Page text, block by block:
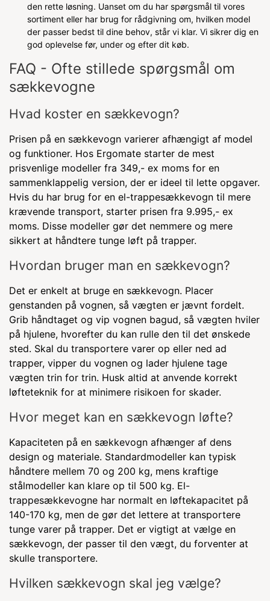
den rette løsning. Uanset om du har spørgsmål til vores
sortiment eller har brug for rådgivning om, hvilken model
der passer bedst til dine behov, står vi klar. Vi sikrer dig en
god oplevelse før, under og efter dit køb.
FAQ - Ofte stillede spørgsmål om
sækkevogne
Hvad koster en sækkevogn?
Prisen på en sækkevogn varierer afhængigt af model
og funktioner. Hos Ergomate starter de mest
prisvenlige modeller fra 349,- ex moms for en
sammenklappelig version, der er ideel til lette opgaver.
Hvis du har brug for en el-trappesækkevogn til mere
krævende transport, starter prisen fra 9.995,- ex
moms. Disse modeller gør det nemmere og mere
sikkert at håndtere tunge løft på trapper.
Hvordan bruger man en sækkevogn?
Det er enkelt at bruge en sækkevogn. Placer
genstanden på vognen, så vægten er jævnt fordelt.
Grib håndtaget og vip vognen bagud, så vægten hviler
på hjulene, hvorefter du kan rulle den til det ønskede
sted. Skal du transportere varer op eller ned ad
trapper, vipper du vognen og lader hjulene tage
vægten trin for trin. Husk altid at anvende korrekt
løfteteknik for at minimere risikoen for skader.
Hvor meget kan en sækkevogn løfte?
Kapaciteten på en sækkevogn afhænger af dens
design og materiale. Standardmodeller kan typisk
håndtere mellem 70 og 200 kg, mens kraftige
stålmodeller kan klare op til 500 kg. El-
trappesækkevogne har normalt en løftekapacitet på
140-170 kg, men de gør det lettere at transportere
tunge varer på trapper. Det er vigtigt at vælge en
sækkevogn, der passer til den vægt, du forventer at
skulle transportere.
Hvilken sækkevogn skal jeg vælge?